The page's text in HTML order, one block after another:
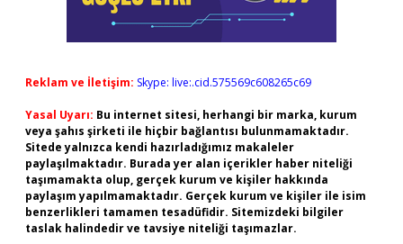
Reklam ve İletişim: Skype: live:.cid.575569c608265c69
Yasal Uyarı: Bu internet sitesi, herhangi bir marka, kurum
veya şahıs şirketi ile hiçbir bağlantısı bulunmamaktadır.
Sitede yalnızca kendi hazırladığımız makaleler
paylaşılmaktadır. Burada yer alan içerikler haber niteliği
taşımamakta olup, gerçek kurum ve kişiler hakkında
paylaşım yapılmamaktadır. Gerçek kurum ve kişiler ile isim
benzerlikleri tamamen tesadüfidir. Sitemizdeki bilgiler
taslak halindedir ve tavsiye niteliği taşımazlar.